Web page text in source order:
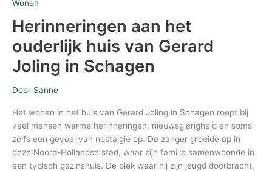
Wonen
Herinneringen aan het
ouderlijk huis van Gerard
Joling in Schagen
Door Sanne
Het wonen in het huis van Gerard Joling in Schagen roept bij
veel mensen warme herinneringen, nieuwsgierigheid en soms
zelfs een gevoel van nostalgie op. De zanger groeide op in
deze Noord-Hollandse stad, waar zijn familie samenwoonde in
een typisch gezinshuis. De plek waar hij zijn jeugd doorbracht,